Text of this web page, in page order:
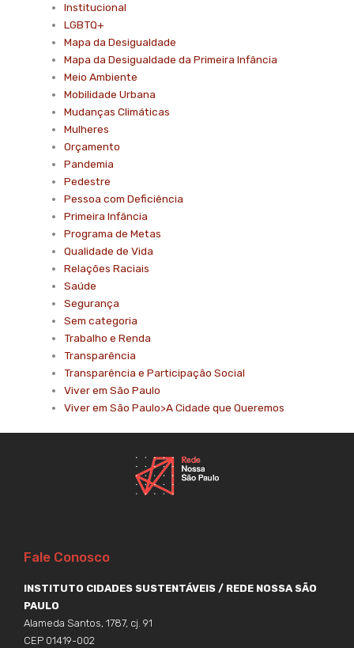
Institucional
LGBTQ+
Mapa da Desigualdade
Mapa da Desigualdade da Primeira Infância
Meio Ambiente
Mobilidade Urbana
Mudanças Climáticas
Mulheres
Orçamento
Pandemia
Pedestre
Pessoa com Deficiência
Primeira Infância
Programa de Metas
Qualidade de Vida
Relações Raciais
Saúde
Segurança
Sem categoria
Trabalho e Renda
Transparência
Transparência e Participação Social
Viver em São Paulo
Viver em São Paulo>A Cidade que Queremos
Fale Conosco
INSTITUTO CIDADES SUSTENTÁVEIS / REDE NOSSA SÃO
PAULO
Alameda Santos, 1787, cj. 91
CEP 01419-002